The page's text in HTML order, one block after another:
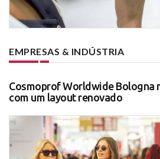
EMPRESAS & INDÚSTRIA
Cosmoprof Worldwide Bologna
com um layout renovado